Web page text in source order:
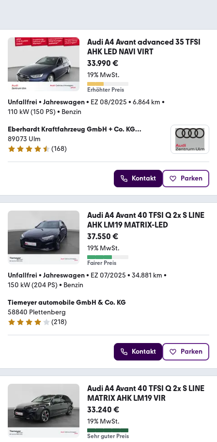
Audi A4 Avant advanced 35 TFSI
AHK LED NAVI VIRT
33.990 €
19% MwSt.
Erhöhter Preis
Unfallfrei • Jahreswagen• EZ 08/2025 • 6.864 km •
110 kW (150 PS) • Benzin
Eberhardt Kraftfahrzeug GmbH + Co. KG
(Gebrauchtwagen)
89073 Ulm
4.3 Sterne
(168)
Kontakt Parken
Audi A4 Avant 40 TFSI Q 2x S LINE
AHK LM19 MATRIX-LED
37.550 €
19% MwSt.
Fairer Preis
Unfallfrei • Jahreswagen• EZ 07/2025 • 34.881 km •
150 kW (204 PS) • Benzin
Tiemeyer automobile GmbH & Co. KG
58840 Plettenberg
4.2 Sterne
(218)
Kontakt Parken
Audi A4 Avant 40 TFSI Q 2x S LINE
MATRIX AHK LM19 VIR
33.240 €
19% MwSt.
Sehr guter Preis